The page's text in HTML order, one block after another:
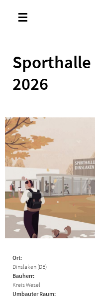
Toggle
Sporthalle
2026
Ort:
Dinslaken (DE)
Bauherr:
Kreis Wesel
Umbauter Raum: